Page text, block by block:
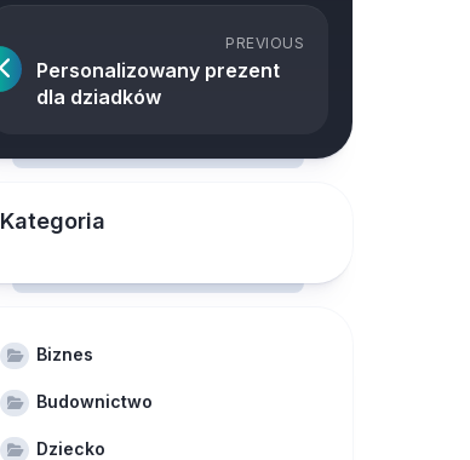
PREVIOUS
Personalizowany prezent
dla dziadków
Kategoria
Biznes
Budownictwo
Dziecko